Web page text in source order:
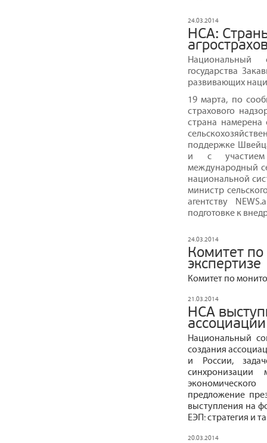
24.03.2014
НСА:
Национальный
государства
развивающих
19 марта, по
страхового
страна намерена
поддержке
и с участием
международный
национальной
министр
агентству
подготовке к
24.03.2014
Комитет по
экспертизе
Комитет по
21.03.2014
НСА
Национальный
создания
и России,
синхронизации
предложение
выступления на
ЕЭП: стратегия и
20.03.2014